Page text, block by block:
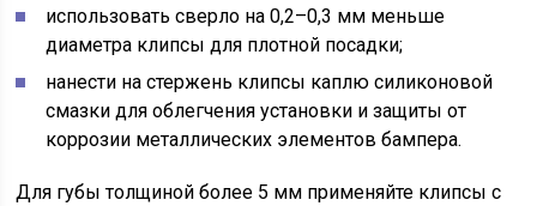
использовать сверло на 0,2–0,3 мм меньше
диаметра клипсы для плотной посадки;
нанести на стержень клипсы каплю силиконовой
смазки для облегчения установки и защиты от
коррозии металлических элементов бампера.
Для губы толщиной более 5 мм применяйте клипсы с